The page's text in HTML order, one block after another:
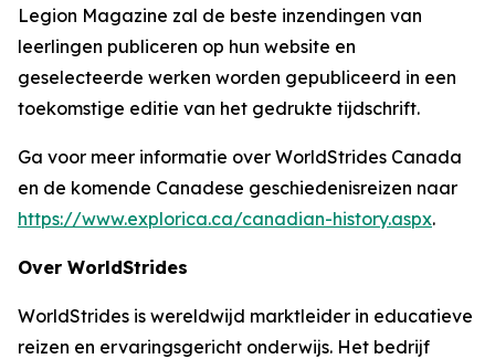
Legion Magazine zal de beste inzendingen van
leerlingen publiceren op hun website en
geselecteerde werken worden gepubliceerd in een
toekomstige editie van het gedrukte tijdschrift.
Ga voor meer informatie over WorldStrides Canada
en de komende Canadese geschiedenisreizen naar
https://www.explorica.ca/canadian-history.aspx.
Over WorldStrides
WorldStrides is wereldwijd marktleider in educatieve
reizen en ervaringsgericht onderwijs. Het bedrijf